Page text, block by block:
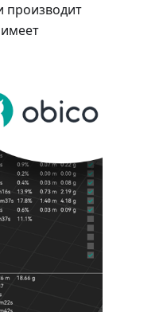
производит